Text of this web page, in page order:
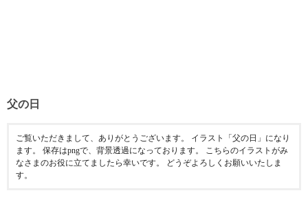
父の日
ご覧いただきまして、ありがとうございます。 イラスト「父の日」になり
ます。 保存はpngで、背景透過になっております。 こちらのイラストがみ
なさまのお役に立てましたら幸いです。 どうぞよろしくお願いいたしま
す。